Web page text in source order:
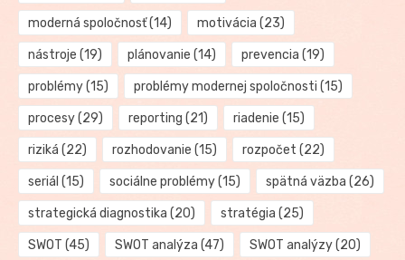
moderná spoločnosť(14) motivácia (23)
nástroje (19) plánovanie (14) prevencia (19)
problémy(15) problémy modernej spoločnosti (15)
procesy(29) reporting (21) riadenie (15)
riziká (22) rozhodovanie (15) rozpočet (22)
seriál (15) sociálne problémy(15) spätná väzba (26)
strategická diagnostika (20) stratégia (25)
SWOT (45) SWOT analýza (47) SWOT analýzy(20)